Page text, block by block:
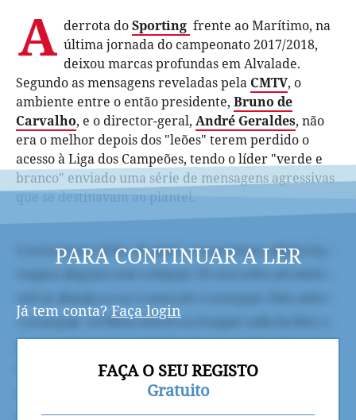
A derrota doSporting frente ao Marítimo, na
última jornada do campeonato 2017/2018,
deixou marcas profundas em Alvalade.
Segundo as mensagens reveladas pela CMTV, o
ambiente entre o então presidente, Bruno de
Carvalho, e o director-geral, André Geraldes, não
era o melhor depois dos "leões" terem perdido o
acesso à Liga dos Campeões, tendo o líder "verde e
branco" enviado uma série de mensagens agressivas
que se destinavam ao plantel.
PARA CONTINUAR A LER
Já tem conta? Faça login
FAÇA O SEU REGISTO
Gratuito